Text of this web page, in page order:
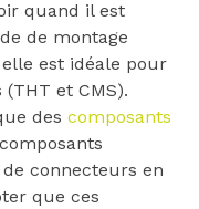
quand il est
de montage
elle est idéale pour
et CMS).
des composants
connecteurs en
que ces